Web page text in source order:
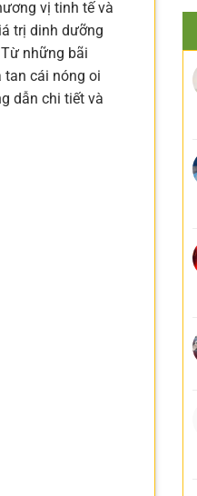
vị tinh tế và
trị dinh dưỡng
những bãi
tan cái nóng oi
dẫn chi tiết và